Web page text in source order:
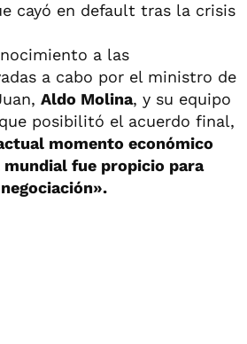
cayó en default tras la crisis
a las
a cabo por el ministro de
Aldo Molina, y su equipo
posibilitó el acuerdo final,
momento económico
mundial fue propicio para